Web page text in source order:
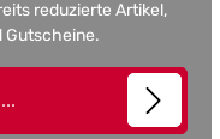
reduzierte Artikel,
Gutscheine.